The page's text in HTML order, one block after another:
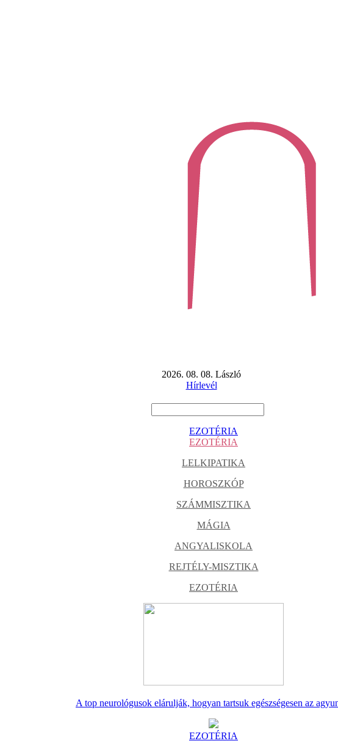
2026. 08. 08. László
Hírlevél
EZOTÉRIA
EZOTÉRIA
LELKIPATIKA
HOROSZKÓP
SZÁMMISZTIKA
MÁGIA
ANGYALISKOLA
REJTÉLY-MISZTIKA
EZOTÉRIA
A top neurológusok elárulják, hogyan tartsuk egészségesen az
EZOTÉRIA